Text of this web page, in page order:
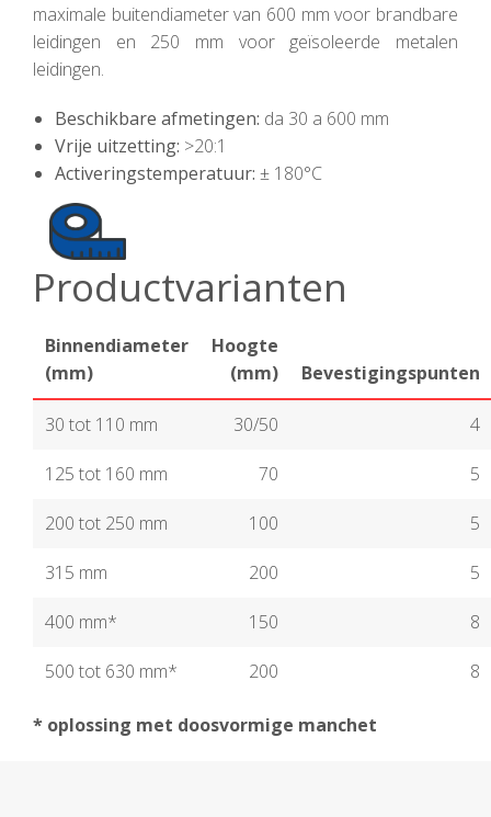
maximale buitendiameter van 600 mm voor brandbare
leidingen en 250 mm voor geïsoleerde metalen
leidingen.
Beschikbare afmetingen: da 30 a 600 mm
Vrije uitzetting: >20:1
Activeringstemperatuur: ± 180°C
Productvarianten
Binnendiameter
(mm)
Hoogte
(mm)
Bevestigingspunten
30 tot 110 mm 30/50 4
125 tot 160 mm 70 5
200 tot 250 mm 100 5
315 mm 200 5
400 mm* 150 8
500 tot 630 mm* 200 8
* oplossing met doosvormige manchet